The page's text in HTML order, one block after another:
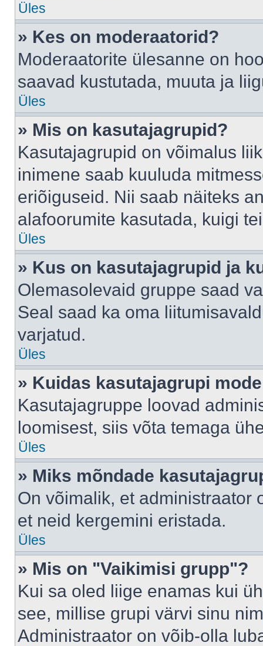
Üles
» Kes on moderaatorid?
Moderaatorite ülesanne on
saavad kustutada, muuta ja
Üles
» Mis on kasutajagrupid?
Kasutajagrupid on võimalus
inimene saab kuuluda
eriõiguseid. Nii saab näiteks
alafoorumite kasutada, kuigi
Üles
» Kus on kasutajagrupid ja
Olemasolevaid gruppe saad
Seal saad ka oma
varjatud.
Üles
» Kuidas kasutajagrupi
Kasutajagruppe loovad
loomisest, siis võta temaga
Üles
» Miks mõndade
On võimalik, et administraator
et neid kergemini eristada.
Üles
» Mis on "Vaikimisi grupp"?
Kui sa oled liige enamas kui
see, millise grupi värvi sinu
Administraator on võib-olla